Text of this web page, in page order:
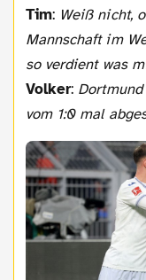
Tim: Weiß nicht,
Mannschaft im
so verdient was
Volker:
vom 1:0 mal